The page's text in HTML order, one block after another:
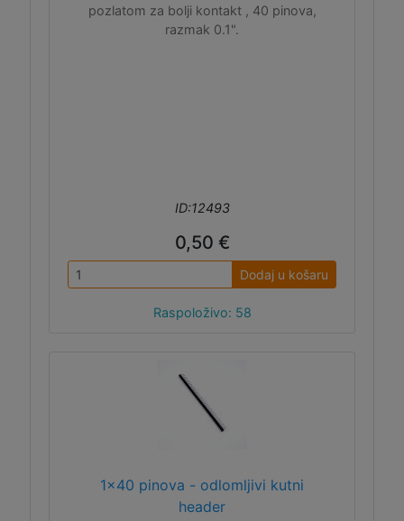
pozlatom za bolji kontakt , 40 pinova,
razmak 0.1".
ID:12493
0,50 €
Dodaj u košaru
Raspoloživo: 58
1x40 pinova - odlomljivi kutni
header